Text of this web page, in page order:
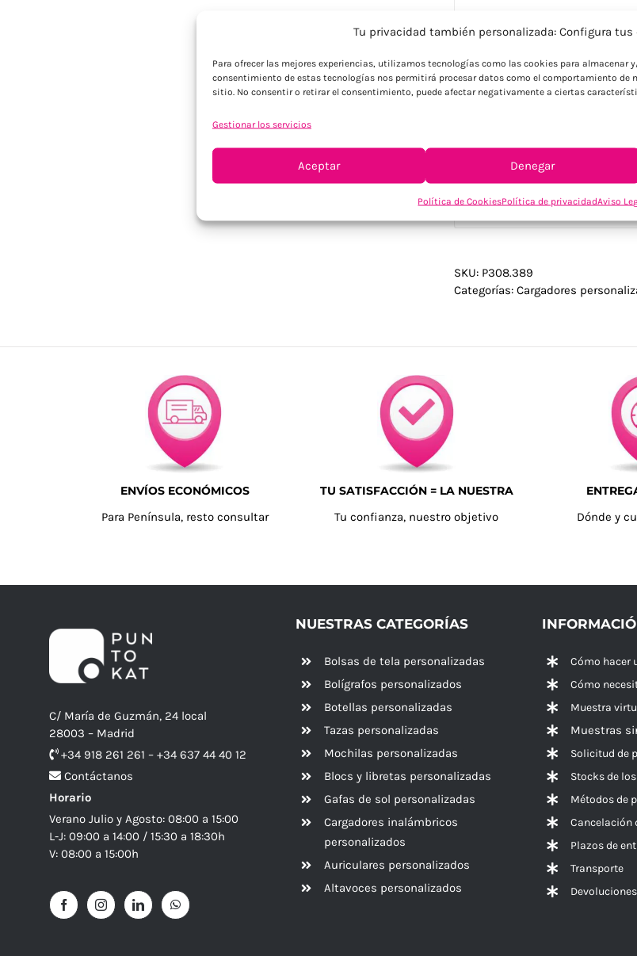
Tu privacidad también personalizada: Configura tus
Para ofrecer las mejores experiencias, utilizamos tecnologías como las cookies para almacenar
consentimiento de estas tecnologías nos permitirá procesar datos como el comportamiento de
sitio. No consentir o retirar el consentimiento, puede afectar negativamente a ciertas
Gestionar los servicios
Aceptar Denegar
Política de CookiesPolítica de privacidadAviso
Tu logo o marca en este
bambú FSC® de 15W.
iPhone 8 en adelante. Libre
reciclado certificado RCS.
9V/2A, 12V/1.5A. Salida
que buscan máxima
certificados FSC® y
sostenibilidad y rendimiento.
SKU: P308.389
Categorías: Cargadores
ENVÍOS ECONÓMICOS
Para Península, resto consultar
TU SATISFACCIÓN = LA NUESTRA
Tu confianza, nuestro objetivo
Dónde y
C/ María de Guzmán, 24 local
28003 – Madrid
+34 918 261 261 – +34 637 44 40 12
Contáctanos
Horario
Verano Julio y Agosto: 08:00 a 15:00
L-J: 09:00 a 14:00 / 15:30 a 18:30h
V: 08:00 a 15:00h
NUESTRAS CATEGORÍAS
Bolsas de tela personalizadas
Bolígrafos personalizados
Botellas personalizadas
Tazas personalizadas
Mochilas personalizadas
Blocs y libretas personalizadas
Gafas de sol personalizadas
Cargadores inalámbricos
personalizados
Auriculares personalizados
Altavoces personalizados
Cómo hacer
Cómo
Muestra
Muestras
Solicitud de
Stocks de
Métodos de
Cancelación
Plazos de
Transporte